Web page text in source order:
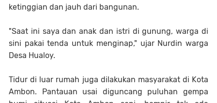
ketinggian dan jauh dari bangunan.
"Saat ini saya dan anak dan istri di gunung, warga di
sini pakai tenda untuk menginap," ujar Nurdin warga
Desa Hualoy.
Tidur di luar rumah juga dilakukan masyarakat di Kota
Ambon. Pantauan usai diguncang puluhan gempa